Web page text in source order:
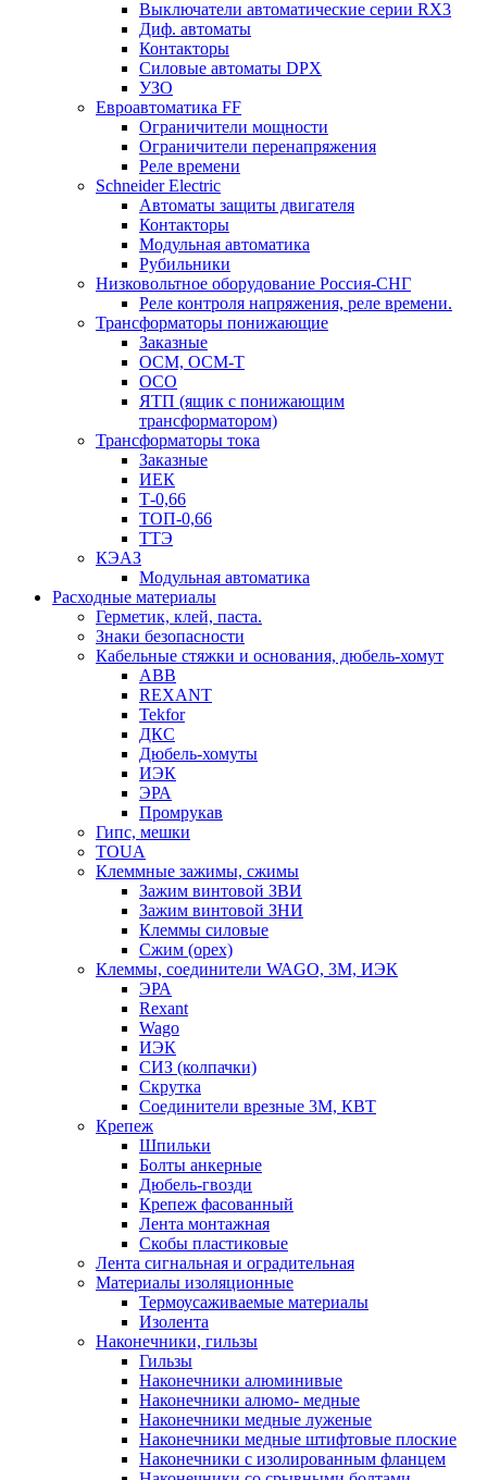
Выключатели автоматические серии RX3
Диф. автоматы
Контакторы
Силовые автоматы DPX
УЗО
Евроавтоматика FF
Ограничители мощности
Ограничители перенапряжения
Реле времени
Schneider Electric
Автоматы защиты двигателя
Контакторы
Модульная автоматика
Рубильники
Низковольтное оборудование Россия-СНГ
Реле контроля напряжения, реле времени.
Трансформаторы понижающие
Заказные
ОСМ, ОСМ-Т
ОСО
ЯТП (ящик с понижающим
трансформатором)
Трансформаторы тока
Заказные
ИЕК
Т-0,66
ТОП-0,66
ТТЭ
КЭАЗ
Модульная автоматика
Расходные материалы
Герметик, клей, паста.
Знаки безопасности
Кабельные стяжки и основания, дюбель-хомут
ABB
REXANT
Tekfor
ДКС
Дюбель-хомуты
ИЭК
ЭРА
Промрукав
Гипс, мешки
TOUA
Клеммные зажимы, сжимы
Зажим винтовой ЗВИ
Зажим винтовой ЗНИ
Клеммы силовые
Сжим (орех)
Клеммы, соединители WAGO, 3M, ИЭК
ЭРА
Rexant
Wago
ИЭК
СИЗ (колпачки)
Скрутка
Соединители врезные 3M, КВТ
Крепеж
Шпильки
Болты анкерные
Дюбель-гвозди
Крепеж фасованный
Лента монтажная
Скобы пластиковые
Лента сигнальная и оградительная
Материалы изоляционные
Термоусаживаемые матeриалы
Изолента
Наконечники, гильзы
Гильзы
Наконечники алюминивые
Наконечники алюмо- медные
Наконечники медные луженые
Наконечники медные штифтовые плоские
Наконечники с изолированным фланцем